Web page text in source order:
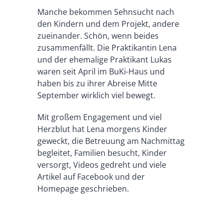
Manche bekommen Sehnsucht nach
den Kindern und dem Projekt, andere
zueinander. Schön, wenn beides
zusammenfällt. Die Praktikantin Lena
und der ehemalige Praktikant Lukas
waren seit April im BuKi-Haus und
haben bis zu ihrer Abreise Mitte
September wirklich viel bewegt.
Mit großem Engagement und viel
Herzblut hat Lena morgens Kinder
geweckt, die Betreuung am Nachmittag
begleitet, Familien besucht, Kinder
versorgt, Videos gedreht und viele
Artikel auf Facebook und der
Homepage geschrieben.